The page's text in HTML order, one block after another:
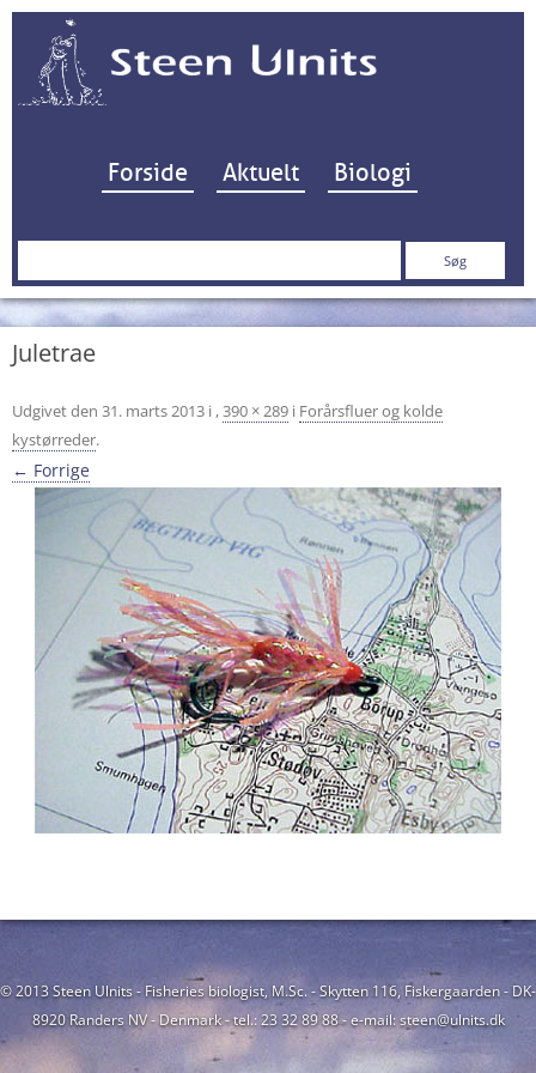
Hop til indhold
Forside Aktuelt Biologi
Søg
Juletrae
Udgivet den 31. marts 2013 i ,390 × 289 i Forårsfluer og kolde
kystørreder.
← Forrige
© 2013 Steen Ulnits - Fisheries biologist, M.Sc. - Skytten 116, Fiskergaarden - DK-
8920 Randers NV - Denmark - tel.: 23 32 89 88 - e-mail: steen@ulnits.dk